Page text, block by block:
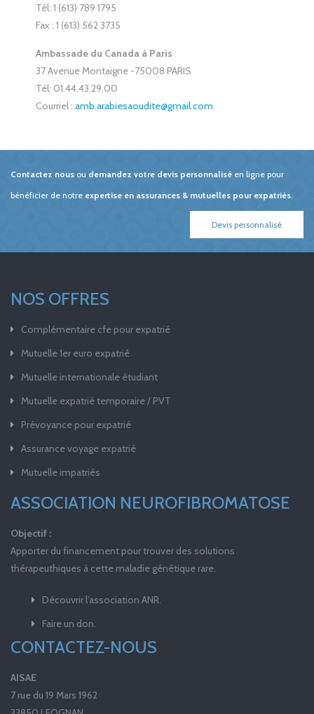
Tél: 1 (613) 789 1795
Fax : 1 (613) 562 3735
Ambassade du Canada à Paris
37 Avenue Montaigne -75008 PARIS
Tél: 01.44.43.29.00
Courriel : amb.arabiesaoudite@gmail.com
Contactez nous ou demandez votre devis personnalisé en ligne pour
bénéficier de notre expertise en assurances & mutuelles pour expatriés
Devis personnalisé
NOS OFFRES
Complémentaire cfe pour expatrié
Mutuelle 1er euro expatrié
Mutuelle internationale étudiant
Mutuelle expatrié temporaire / PVT
Prévoyance pour expatrié
Assurance voyage expatrié
Mutuelle impatriés
ASSOCIATION NEUROFIBROMATOSE
Objectif :
Apporter du financement pour trouver des solutions
thérapeuthiques à cette maladie génétique rare.
Découvrir l’association ANR.
Faire un don.
CONTACTEZ-NOUS
AISAE
7 rue du 19 Mars 1962